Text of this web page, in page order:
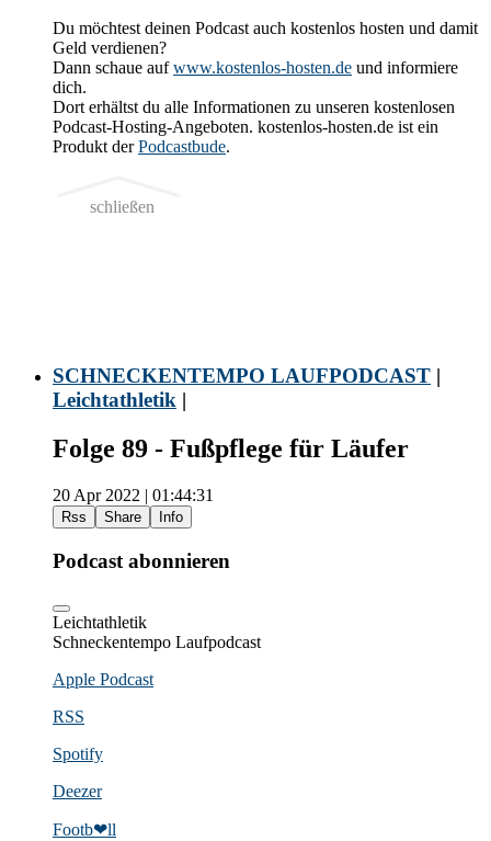
Du möchtest deinen Podcast auch kostenlos hosten und damit
Geld verdienen?
Dann schaue aufwww.kostenlos-hosten.de und informiere
dich.
Dort erhältst du alle Informationen zu unseren kostenlosen
Podcast-Hosting-Angeboten. kostenlos-hosten.de ist ein
Produkt derPodcastbude.
schließen
SCHNECKENTEMPO LAUFPODCAST |
Leichtathletik |
Folge 89 - Fußpflege für Läufer
20 Apr 2022 | 01:44:31
Rss Share Info
Podcast abonnieren
Leichtathletik
Schneckentempo Laufpodcast
Apple Podcast
RSS
Spotify
Deezer
Footb❤ll